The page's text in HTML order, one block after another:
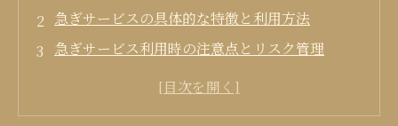
急ぎサービスの具体的な特徴と利用方法
急ぎサービス利用時の注意点とリスク管理
急ぎのクリーニングサービスを賢く活用するた